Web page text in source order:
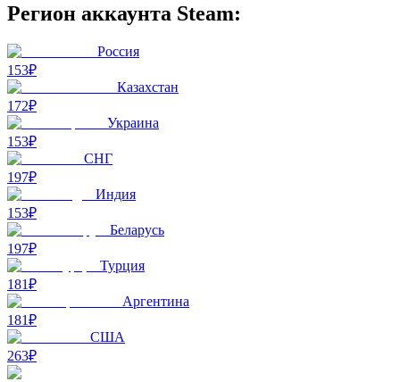
Регион аккаунта Steam:
Россия
153₽
Казахстан
172₽
Украина
153₽
СНГ
197₽
Индия
153₽
Беларусь
197₽
Турция
181₽
Аргентина
181₽
США
263₽